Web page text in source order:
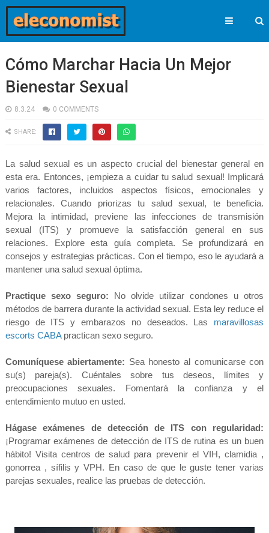
Cómo Marchar Hacia Un Mejor
Bienestar Sexual
8.3.24 0 COMMENTS
SHARE:
La salud sexual es un aspecto crucial del bienestar general en
esta era. Entonces, ¡empieza a cuidar tu salud sexual! Implicará
varios factores, incluidos aspectos físicos, emocionales y
relacionales. Cuando priorizas tu salud sexual, te beneficia.
Mejora la intimidad, previene las infecciones de transmisión
sexual (ITS) y promueve la satisfacción general en sus
relaciones. Explore esta guía completa. Se profundizará en
consejos y estrategias prácticas. Con el tiempo, eso le ayudará a
mantener una salud sexual óptima.
Practique sexo seguro: No olvide utilizar condones u otros
métodos de barrera durante la actividad sexual. Esta ley reduce el
riesgo de ITS y embarazos no deseados. Las maravillosas
escorts CABApractican sexo seguro.
Comuníquese abiertamente: Sea honesto al comunicarse con
su(s) pareja(s). Cuéntales sobre tus deseos, límites y
preocupaciones sexuales. Fomentará la confianza y el
entendimiento mutuo en usted.
Hágase exámenes de detección de ITS con regularidad:
¡Programar exámenes de detección de ITS de rutina es un buen
hábito! Visita centros de salud para prevenir el VIH, clamidia ,
gonorrea , sífilis y VPH. En caso de que le guste tener varias
parejas sexuales, realice las pruebas de detección.